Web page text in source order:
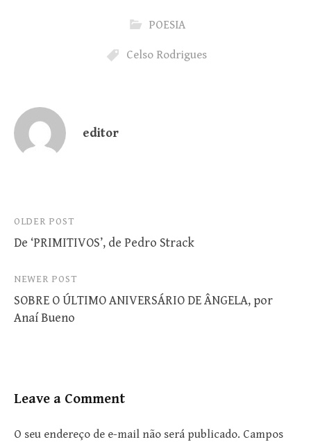
POESIA
Celso Rodrigues
editor
Post
navigation
OLDER POST
De ‘PRIMITIVOS’, de Pedro Strack
NEWER POST
SOBRE O ÚLTIMO ANIVERSÁRIO DE ÂNGELA, por
Anaí Bueno
Leave a Comment
O seu endereço de e-mail não será publicado. Campos